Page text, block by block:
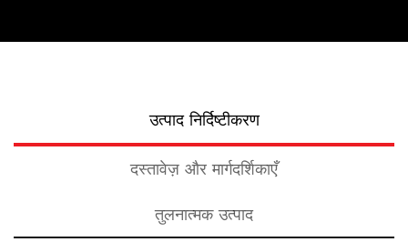
उत्पाद निर्दिष्टीकरण
दस्तावेज़ और मार्गदर्शिकाएँ
तुलनात्मक उत्पाद